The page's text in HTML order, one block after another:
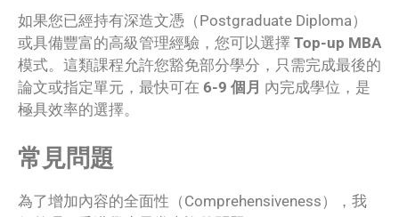
如果您已經持有深造文憑（Postgraduate Diploma）
或具備豐富的高級管理經驗，您可以選擇 Top-up MBA
模式。這類課程允許您豁免部分學分，只需完成最後的
論文或指定單元，最快可在 6-9 個月 內完成學位，是
極具效率的選擇。
常見問題
為了增加內容的全面性（Comprehensiveness），我